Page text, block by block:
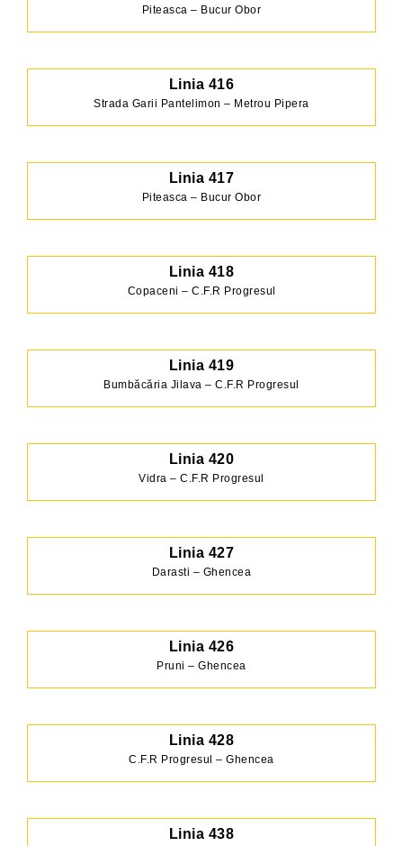
Piteasca – Bucur Obor
Linia 416
Strada Garii Pantelimon – Metrou Pipera
Linia 417
Piteasca – Bucur Obor
Linia 418
Copaceni – C.F.R Progresul
Linia 419
Bumbăcăria Jilava – C.F.R Progresul
Linia 420
Vidra – C.F.R Progresul
Linia 427
Darasti – Ghencea
Linia 426
Pruni – Ghencea
Linia 428
C.F.R Progresul – Ghencea
Linia 438